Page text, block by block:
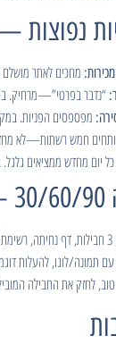
מחכים לאתר
“נדבר בפרטי”—מרחיק.
מפספסים הפניות.
חמש רשתות—לא
כל יום מחדש ממציאים גלגל. במקום זאת: 3–2–1, בלוקים
לחזק את החבילה